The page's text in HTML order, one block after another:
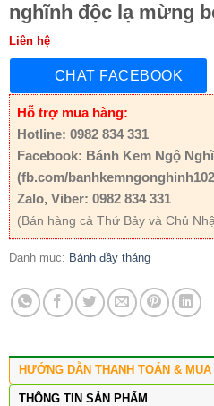
nghĩnh độc lạ mừng
Liên hệ
CHAT FACEBOOK
Hỗ trợ mua hàng:
Hotline: 0982 834 331
Facebook: Bánh Kem Ngộ
(fb.com/
Zalo, Viber: 0982 834 331
(Bán hàng cả Thứ Bảy và Chủ
Danh mục: Bánh đầy tháng
HƯỚNG DẪN THANH TOÁN & MUA
THÔNG TIN SẢN PHẨM